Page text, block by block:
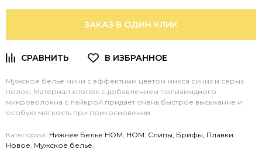
ЗАКАЗ В ОДИН КЛИК
Мужское белье мини с эффектным цветом микса синих и серых
полос. Материал хлопок с добавлением полиамидного
микроволокна с лайкрой придает очень быстрое высыхание и
особую мягкость при прикосновении.
Категории: Нижнее Белье HOM, HOM, Слипы, Брифы, Плавки,
Новое, Мужское белье,